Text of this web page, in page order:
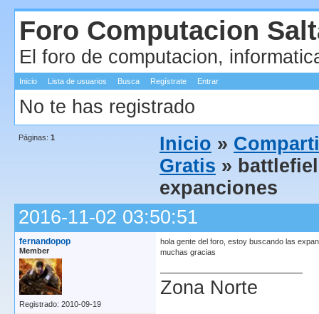
Foro Computacion
El foro de computacion,
Inicio Lista de usuarios Busca Regístrate Entrar
No te has registrado
Páginas: 1 Inicio »
Gratis »
expanciones
2016-11-02 03:50:51
fernandopop
Member
Registrado: 2010-09-19
hola gente del foro, estoy buscando las
muchas gracias
Zona Norte